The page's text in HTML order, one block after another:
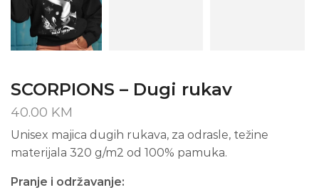
SCORPIONS – Dugi rukav
40.00 KM
Unisex majica dugih rukava, za odrasle, težine
materijala 320 g/m2 od 100% pamuka.
Pranje i održavanje: